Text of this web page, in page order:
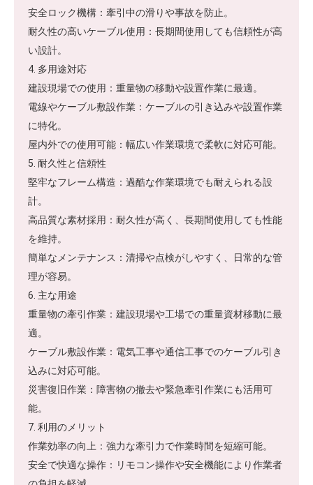
安全ロック機構：牽引中の滑りや事故を防止。
耐久性の高いケーブル使用：長期間使用しても信頼性が高
い設計。
4. 多用途対応
建設現場での使用：重量物の移動や設置作業に最適。
電線やケーブル敷設作業：ケーブルの引き込みや設置作業
に特化。
屋内外での使用可能：幅広い作業環境で柔軟に対応可能。
5. 耐久性と信頼性
堅牢なフレーム構造：過酷な作業環境でも耐えられる設
計。
高品質な素材採用：耐久性が高く、長期間使用しても性能
を維持。
簡単なメンテナンス：清掃や点検がしやすく、日常的な管
理が容易。
6. 主な用途
重量物の牽引作業：建設現場や工場での重量資材移動に最
適。
ケーブル敷設作業：電気工事や通信工事でのケーブル引き
込みに対応可能。
災害復旧作業：障害物の撤去や緊急牽引作業にも活用可
能。
7. 利用のメリット
作業効率の向上：強力な牽引力で作業時間を短縮可能。
安全で快適な操作：リモコン操作や安全機能により作業者